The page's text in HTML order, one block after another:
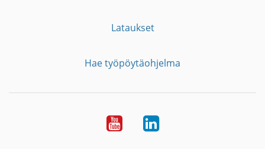
Lataukset
Hae työpöytäohjelma
YouTubeLinkedIn